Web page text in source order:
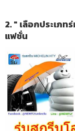
2. " เลือกประเภท
แฟชั่น